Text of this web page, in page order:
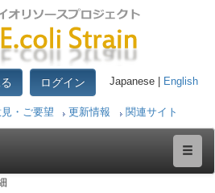
ログイン Japanese | English
・ご要望 更新情報 関連サイト